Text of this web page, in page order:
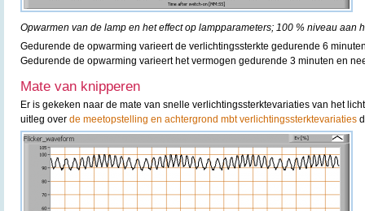
Opwarmen van de lamp en het effect op lampparameters; 100 % niveau aan
Gedurende de opwarming varieert de verlichtingssterkte gedurende 6
Gedurende de opwarming varieert het vermogen gedurende 3 minuten en
Mate van knipperen
Er is gekeken naar de mate van snelle verlichtingssterktevariaties van het
uitleg over de meetopstelling en achtergrond mbt verlichtingssterktevariaties